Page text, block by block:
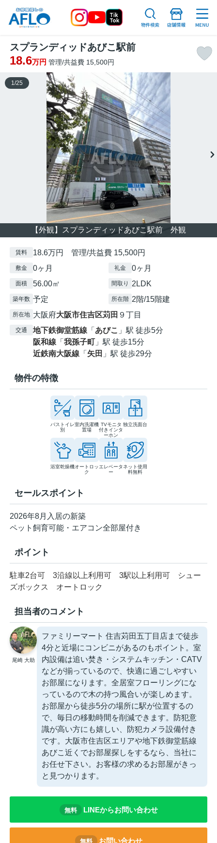
スプランディッドあびこ駅前
18.6万円 管理/共益費 15,500円
【外観】スプランディッドあびこ駅前 外観
1 /25
賃料 18.6万円 管理/共益費 15,500円
敷金 0ヶ月 礼金 0ヶ月
面積 56.00㎡ 間取り 2LDK
築年数 予定 所在階 2階/15階建
所在地 大阪府大阪市住吉区苅田 ９丁目
交通 地下鉄御堂筋線 「 あびこ 」駅 徒歩5分
阪和線 「 我孫子町 」駅 徒歩15分
近鉄南大阪線 「 矢田 」駅 徒歩29分
物件の特徴
バストイレ
別
室内洗濯機
置場
TVモニタ
付きインタ
ーホン
独立洗面台
浴室乾燥機オートロッ
ク
エレベータ
ー
ネット使用
料無料
セールスポイント
2026年8月入居の新築
ペット飼育可能・エアコン全部屋付き
ポイント
駐車2台可 3沿線以上利用可 3駅以上利用可
シュー
ズボックス
オートロック
担当者のコメント
尾崎 大助
ファミリーマート 住吉苅田五丁目店まで徒歩
4分と近場にコンビニがあるのもポイント。室
内設備は追い焚き・システムキッチン・CATV
などが揃っているので、快適に過ごしやすい
お部屋になります。全居室フローリングにな
っているので木の持つ風合いが楽しめます。
お部屋から徒歩5分の場所に駅が位置するの
で、毎日の移動時間を削減できます。防犯意
識が高い方にも嬉しい、防犯カメラ設備付き
です。大阪市住吉区エリアや地下鉄御堂筋線
あびこ近くでお部屋探しをするなら、当社に
お任せ下さい。お客様の求めるお部屋がきっ
と見つかります。
無料 LINEからお問い合わせ
無料 お問い合わせ